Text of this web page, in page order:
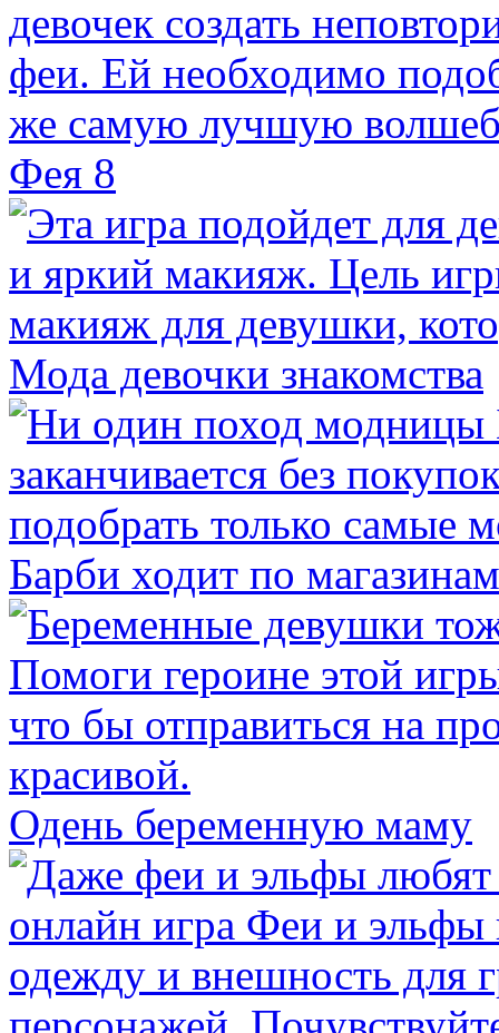
Фея 8
Мода девочки знакомства
Барби ходит по магазинам
Одень беременную маму